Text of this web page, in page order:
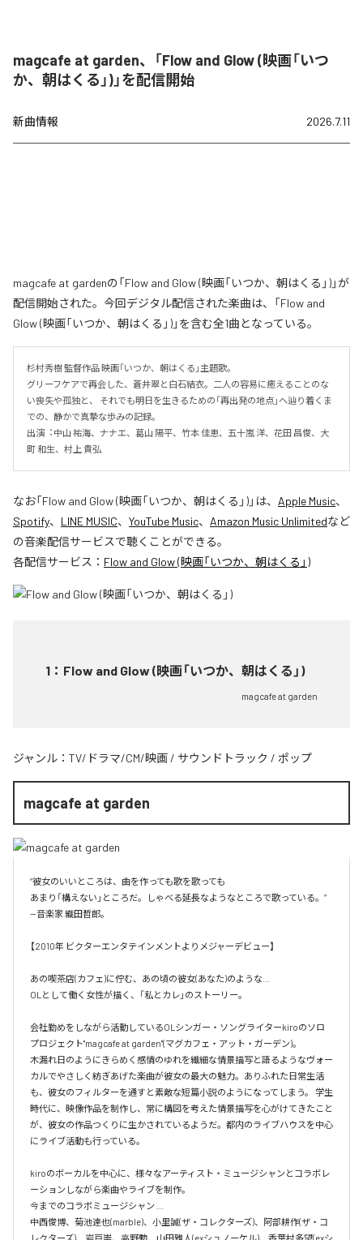
magcafe at garden、「Flow and Glow (映画「いつ
か、朝はくる」)」を配信開始
新曲情報 2026.7.11
magcafe at gardenの「Flow and Glow (映画「いつか、朝はくる」)」が
配信開始された。今回デジタル配信された楽曲は、「Flow and
Glow (映画「いつか、朝はくる」)」を含む全1曲となっている。
杉村秀樹 監督作品 映画「いつか、朝はくる」主題歌。
グリーフケアで再会した、蒼井翠と白石結衣。二人の容易に癒えることのな
い喪失や孤独と、 それでも明日を生きるための「再出発の地点」へ辿り着くま
での、静かで真摯な歩みの記録。
出演︓中⼭ 祐海、ナナエ、葛⼭ 陽平、⽵本 佳恵、五⼗嵐 洋、花⽥ 昌俊、⼤
町 和⽣、村上 貴弘
なお「Flow and Glow (映画「いつか、朝はくる」)」は、 Apple Music、
Spotify、 LINE MUSIC、 YouTube Music、 Amazon Music Unlimitedなど
の音楽配信サービスで聴くことができる。
各配信サービス： Flow and Glow (映画「いつか、朝はくる」)
1 ： Flow and Glow (映画「いつか、朝はくる」)
magcafe at garden
ジャンル： TV/ドラマ/CM/映画 / サウンドトラック / ポップ
magcafe at garden
“彼女のいいところは、​曲を作っても歌を歌っても​
あまり「構えない」ところだ。​しゃべる延長なようなところで歌っている。”​
—音楽家 織田哲郎​。
【2010年 ビクターエンタテインメントよりメジャーデビュー】
あの喫茶店(カフェ)に佇む、あの頃の彼女(あなた)のような…
OLとして働く女性が描く、「私とカレ」のストーリー。
会社勤めをしながら活動しているOLシンガー・ソングライターkiroのソロ
プロジェクト"magcafe at garden"(マグカフェ・アット・ガーデン)。
木漏れ日のようにきらめく感情のゆれを繊細な情景描写と語るようなヴォー
カルでやさしく紡ぎあげた楽曲が彼女の最大の魅力。ありふれた日常生活
も、彼女のフィルターを通すと素敵な短篇小説のようになってしまう。 学生
時代に、映像作品を制作し、常に構図を考えた情景描写を心がけてきたこと
が、彼女の作品つくりに生かされているようだ。都内のライブハウスを中心
にライブ活動も行っている。
kiroのボーカルを中心に、様々なアーティスト・ミュージシャンとコラボレ
ーションしながら楽曲やライブを制作。
今までのコラボミュージシャン …
中西俊博、菊池達也(marble)、小里誠(ザ・コレクターズ)、阿部耕作(ザ・コ
レクターズ)、岩戸崇、高野勲、山田雅人(exシュノーケル)、香葉村多望(exシ